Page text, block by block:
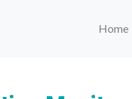
Home